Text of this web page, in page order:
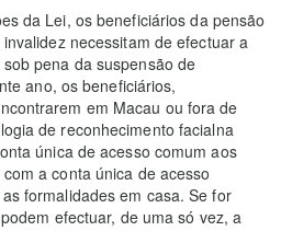
da Lei, os beneficiários da pensão
necessitam de efectuar a
pena da suspensão de
ano, os beneficiários,
em Macau ou fora de
de reconhecimento facialna
única de acesso comum aos
a conta única de acesso
formalidades em casa. Se for
efectuar, de uma só vez, a